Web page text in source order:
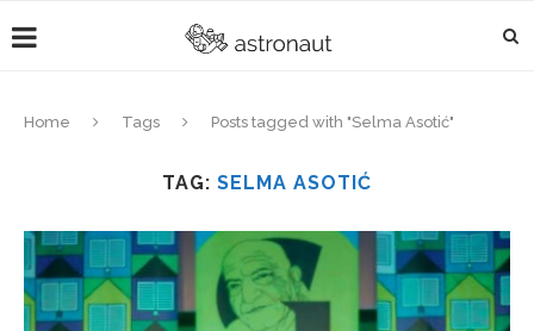
Home Tags Posts tagged with "Selma Asotić"
TAG: SELMA ASOTIĆ